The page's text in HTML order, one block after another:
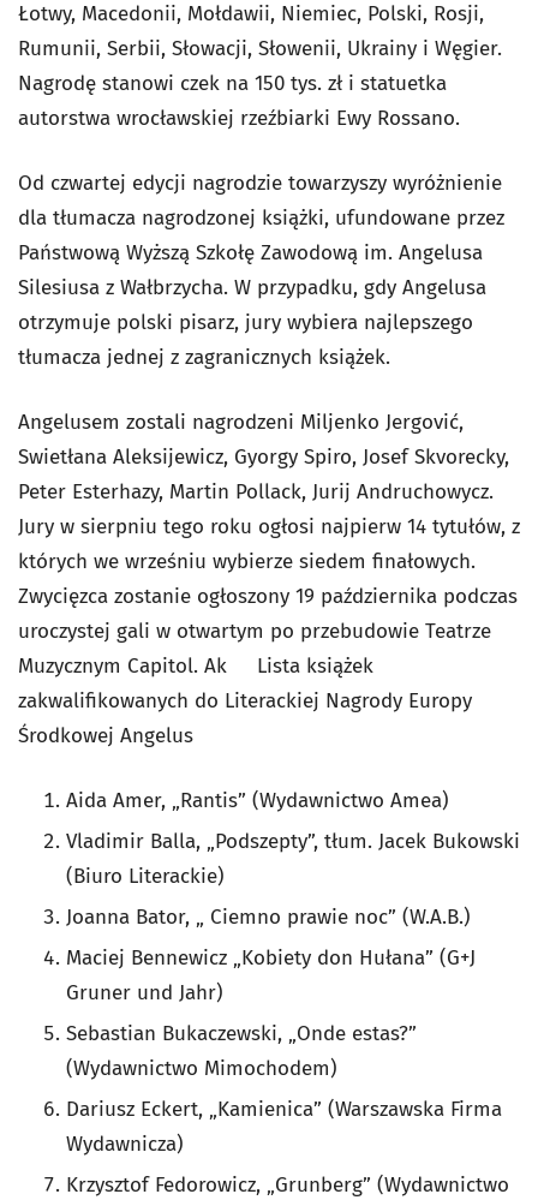
Łotwy, Macedonii, Mołdawii, Niemiec, Polski, Rosji,
Rumunii, Serbii, Słowacji, Słowenii, Ukrainy i Węgier.
Nagrodę stanowi czek na 150 tys. zł i statuetka
autorstwa wrocławskiej rzeźbiarki Ewy Rossano.
Od czwartej edycji nagrodzie towarzyszy wyróżnienie
dla tłumacza nagrodzonej książki, ufundowane przez
Państwową Wyższą Szkołę Zawodową im. Angelusa
Silesiusa z Wałbrzycha. W przypadku, gdy Angelusa
otrzymuje polski pisarz, jury wybiera najlepszego
tłumacza jednej z zagranicznych książek.
Angelusem zostali nagrodzeni Miljenko Jergović,
Swietłana Aleksijewicz, Gyorgy Spiro, Josef Skvorecky,
Peter Esterhazy, Martin Pollack, Jurij Andruchowycz.
Jury w sierpniu tego roku ogłosi najpierw 14 tytułów, z
których we wrześniu wybierze siedem finałowych.
Zwycięzca zostanie ogłoszony 19 października podczas
uroczystej gali w otwartym po przebudowie Teatrze
Muzycznym Capitol. Ak Lista książek
zakwalifikowanych do Literackiej Nagrody Europy
Środkowej Angelus
Aida Amer, „Rantis” (Wydawnictwo Amea)
Vladimir Balla, „Podszepty”, tłum. Jacek Bukowski
(Biuro Literackie)
Joanna Bator, „ Ciemno prawie noc” (W.A.B.)
Maciej Bennewicz „Kobiety don Hułana” (G+J
Gruner und Jahr)
Sebastian Bukaczewski, „Onde estas?”
(Wydawnictwo Mimochodem)
Dariusz Eckert, „Kamienica” (Warszawska Firma
Wydawnicza)
Krzysztof Fedorowicz, „Grunberg” (Wydawnictwo